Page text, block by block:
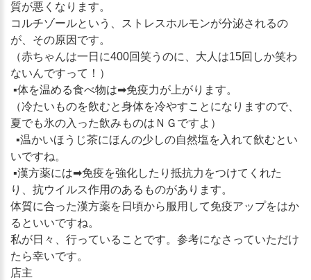
質が悪くなります。
コルチゾールという、ストレスホルモンが分泌されるの
が、その原因です。
（赤ちゃんは一日に400回笑うのに、大人は15回しか笑わ
ないんですって！）
▪体を温める食べ物は➡免疫力が上がります。
（冷たいものを飲むと身体を冷やすことになりますので、
夏でも氷の入った飲みものはＮＧですよ）
▪温かいほうじ茶にほんの少しの自然塩を入れて飲むとい
いですね。
▪漢方薬には➡免疫を強化したり抵抗力をつけてくれた
り、抗ウイルス作用のあるものがあります。
体質に合った漢方薬を日頃から服用して免疫アップをはか
るといいですね。
私が日々、行っていることです。参考になさっていただけ
たら幸いです。
店主